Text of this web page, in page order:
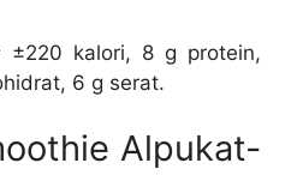
±220 kalori, 8 g protein,
6 g serat.
Alpukat-